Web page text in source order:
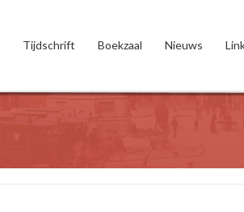
Tijdschrift Boekzaal Nieuws